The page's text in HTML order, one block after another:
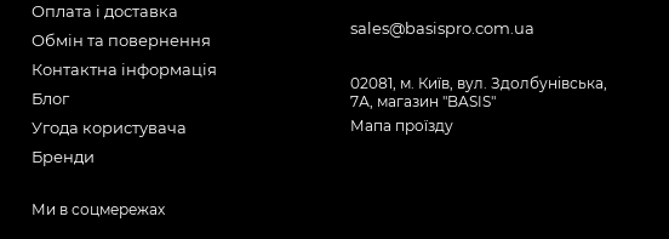
Оплата і доставка
Обмін та повернення
Контактна інформація
Блог
Угода користувача
Бренди
Ми в соцмережах
sales@basispro.com.ua
02081, м. Київ, вул. Здолбунівська,
7А, магазин "BASIS"
Мапа проїзду